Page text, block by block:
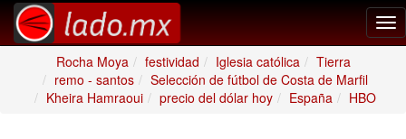
Rocha Moya
festividad Iglesia católica
Tierra
remo - santos
Selección de fútbol de Costa de Marfil
Kheira Hamraoui
precio del dólar hoy España HBO